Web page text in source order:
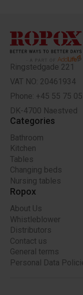
Ringstedgade 221
VAT NO: 20461934
Phone: +45 55 75
DK-4700 Naestved
Categories
Bathroom
Kitchen
Tables
Changing beds
Nursing tables
Ropox
About Us
Whistleblower
Distributors
Contact us
General terms
Personal Data